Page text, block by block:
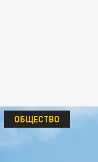
ОБЩЕСТВО